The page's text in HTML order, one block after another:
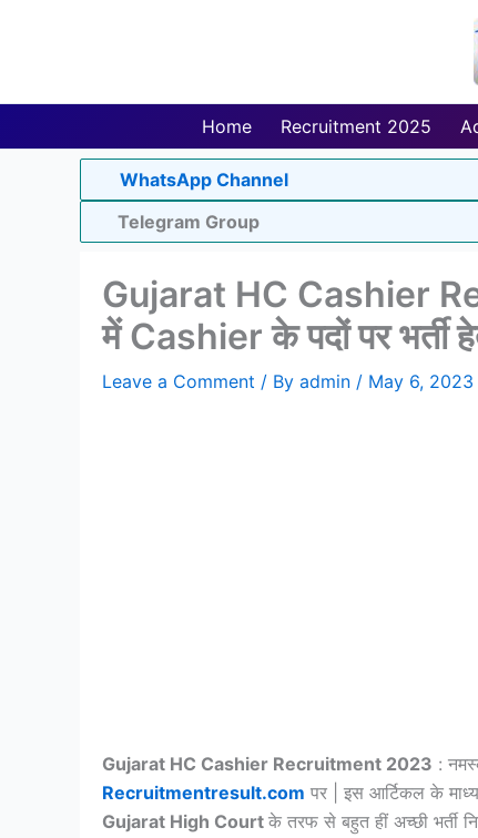
Home Recruitment 2025
WhatsApp Channel
Telegram Group
Gujarat HC Cashier
में Cashier के पदों पर
Leave a Comment / By admin / May 6, 2023
Gujarat HC Cashier Recruitment 2023 :
Recruitmentresult.com पर | इस आर्टिकल के
Gujarat High Court के तरफ से बहुत हीं अच्छी भर्ती